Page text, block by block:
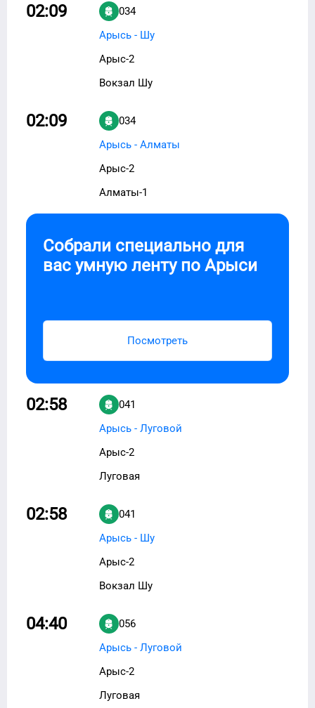
02:09
034
Арысь - Шу
Арыс-2
Вокзал Шу
02:09
034
Арысь - Алматы
Арыс-2
Алматы-1
Собрали специально для
вас умную ленту по Арыси
Посмотреть
02:58
041
Арысь - Луговой
Арыс-2
Луговая
02:58
041
Арысь - Шу
Арыс-2
Вокзал Шу
04:40
056
Арысь - Луговой
Арыс-2
Луговая